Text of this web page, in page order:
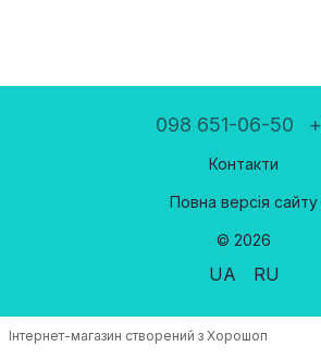
098 651-06-50 +
Контакти
Повна версія сайту
© 2026
UA RU
Інтернет-магазин створений з Хорошоп